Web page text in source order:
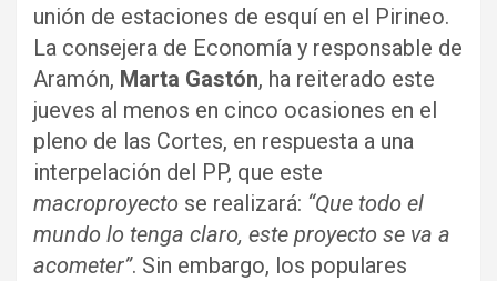
unión de estaciones de esquí en el Pirineo.
La consejera de Economía y responsable de
Aramón, Marta Gastón, ha reiterado este
jueves al menos en cinco ocasiones en el
pleno de las Cortes, en respuesta a una
interpelación del PP, que este
macroproyecto se realizará: “Que todo el
mundo lo tenga claro, este proyecto se va a
acometer”. Sin embargo, los populares